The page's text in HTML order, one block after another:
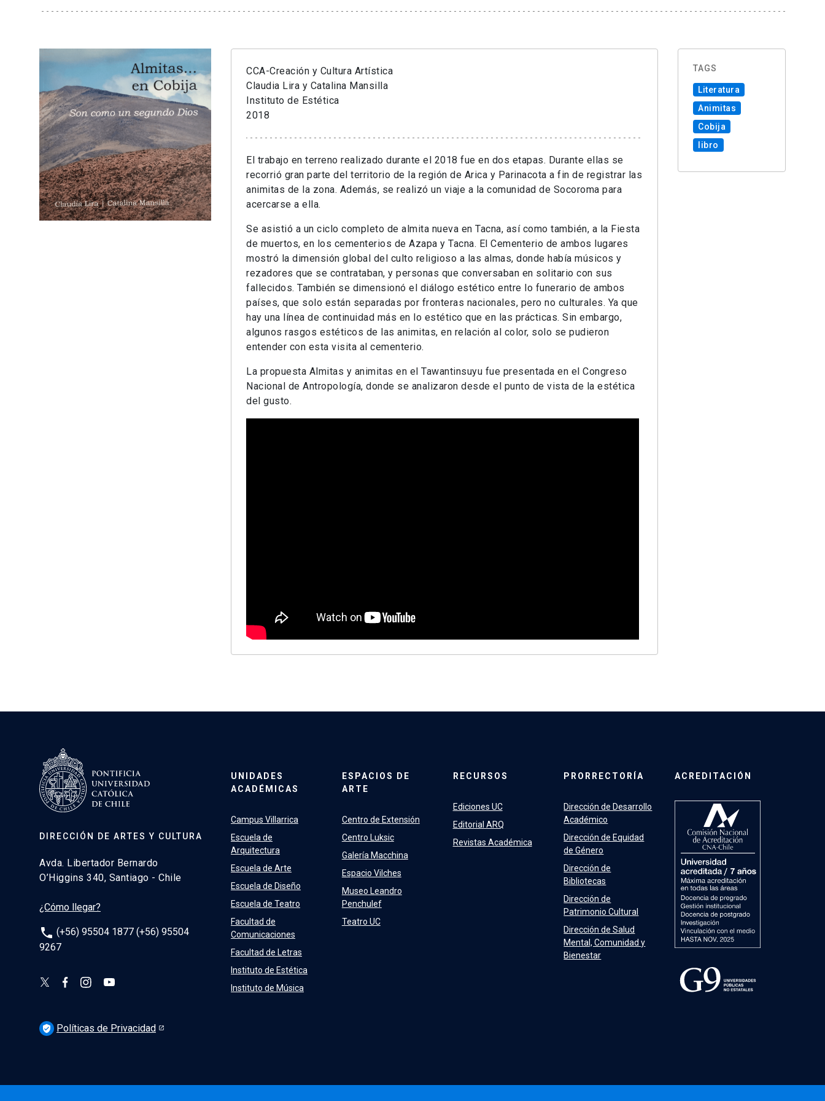
CCA-Creación y Cultura Artística
Claudia Lira y Catalina Mansilla
Instituto de Estética
2018
El trabajo en terreno realizado durante el 2018 fue en dos etapas. Durante ellas se
recorrió gran parte del territorio de la región de Arica y Parinacota a fin de registrar las
animitas de la zona. Además, se realizó un viaje a la comunidad de Socoroma para
acercarse a ella.
Se asistió a un ciclo completo de almita nueva en Tacna, así como también, a la Fiesta
de muertos, en los cementerios de Azapa y Tacna. El Cementerio de ambos lugares
mostró la dimensión global del culto religioso a las almas, donde había músicos y
rezadores que se contrataban, y personas que conversaban en solitario con sus
fallecidos. También se dimensionó el diálogo estético entre lo funerario de ambos
países, que solo están separadas por fronteras nacionales, pero no culturales. Ya que
hay una línea de continuidad más en lo estético que en las prácticas. Sin embargo,
algunos rasgos estéticos de las animitas, en relación al color, solo se pudieron
entender con esta visita al cementerio.
La propuesta Almitas y animitas en el Tawantinsuyu fue presentada en el Congreso
Nacional de Antropología, donde se analizaron desde el punto de vista de la estética
del gusto.
TAGS
Literatura
Animitas
Cobija
libro
DIRECCIÓN DE ARTES Y CULTURA
Avda. Libertador Bernardo
O’Higgins 340, Santiago - Chile
¿Cómo llegar?
phone (+56) 95504 1877 (+56) 95504
9267
UNIDADES
ACADÉMICAS
Campus Villarrica
Escuela de
Arquitectura
Escuela de Arte
Escuela de Diseño
Escuela de Teatro
Facultad de
Comunicaciones
Facultad de Letras
Instituto de Estética
Instituto de Música
ESPACIOS DE
ARTE
Centro de Extensión
Centro Luksic
Galería Macchina
Espacio Vilches
Museo Leandro
Penchulef
Teatro UC
RECURSOS
Ediciones UC
Editorial ARQ
Revistas Académica
PRORRECTORÍA
Dirección de Desarrollo
Académico
Dirección de Equidad
de Género
Dirección de
Bibliotecas
Dirección de
Patrimonio Cultural
Dirección de Salud
Mental, Comunidad y
Bienestar
ACREDITACIÓN
verified_user Políticas de Privacidad